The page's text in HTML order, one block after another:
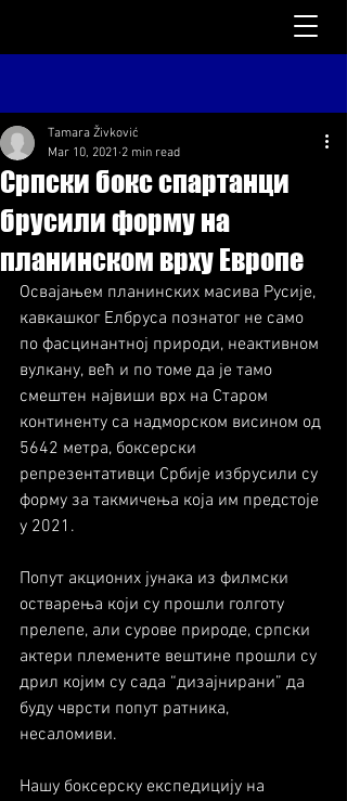
Српски бокс спартанци
брусили форму на
планинском врху Европе
Tamara Živković
Mar 10, 2021 2 min read
Освајањем планинских масива Русије,
кавкашког Елбруса познатог не само
по фасцинантној природи, неактивном
вулкану, већ и по томе да је тамо
смештен највиши врх на Старом
континенту са надморском висином од
5642 метра, боксерски
репрезентативци Србије избрусили су
форму за такмичења која им предстоје
у 2021.
Попут акционих јунака из филмски
остварења који су прошли голготу
прелепе, али сурове природе, српски
актери племените вештине прошли су
дрил којим су сада “дизајнирани” да
буду чврсти попут ратника,
несаломиви.
Нашу боксерску експедицију на